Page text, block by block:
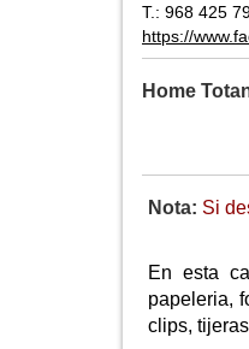
T.: 968 425
https://
Home
Nota: Si
En esta
papeleria,
clips,